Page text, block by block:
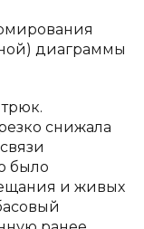
диаграммы
снижала
было
и живых